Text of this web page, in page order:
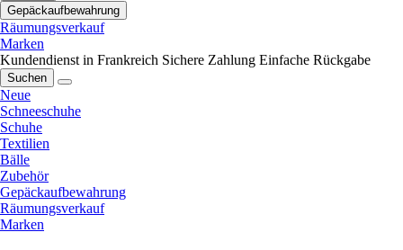
Gepäckaufbewahrung
Räumungsverkauf
Marken
Kundendienst in Frankreich Sichere Zahlung Einfache Rückgabe
Suchen
Neue
Schneeschuhe
Schuhe
Textilien
Bälle
Zubehör
Gepäckaufbewahrung
Räumungsverkauf
Marken